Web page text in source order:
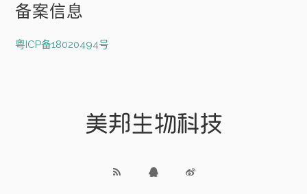
备案信息
粤ICP备18020494号